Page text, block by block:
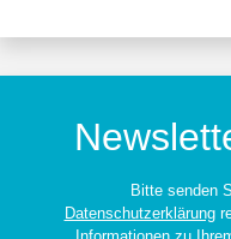
Bitte senden
Datenschutzerklärung